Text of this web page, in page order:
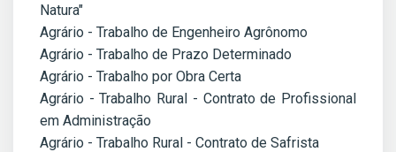
Natura"
Agrário - Trabalho de Engenheiro Agrônomo
Agrário - Trabalho de Prazo Determinado
Agrário - Trabalho por Obra Certa
Agrário - Trabalho Rural - Contrato de Profissional
em Administração
Agrário - Trabalho Rural - Contrato de Safrista